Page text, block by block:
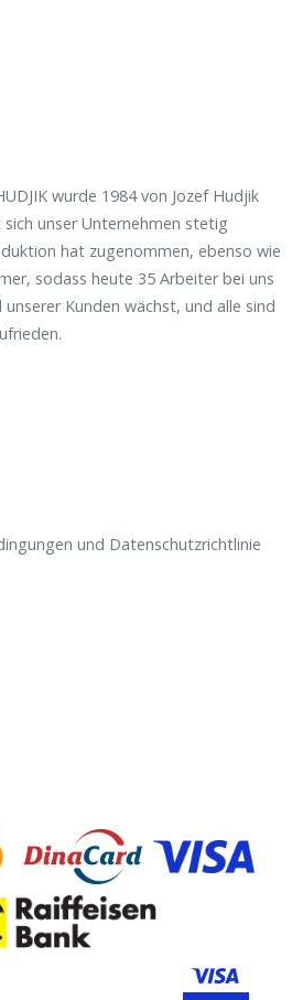
wurde 1984 von Jozef Hudjik
unser Unternehmen stetig
hat zugenommen, ebenso wie
sodass heute 35 Arbeiter bei uns
unserer Kunden wächst, und alle sind
und Datenschutzrichtlinie